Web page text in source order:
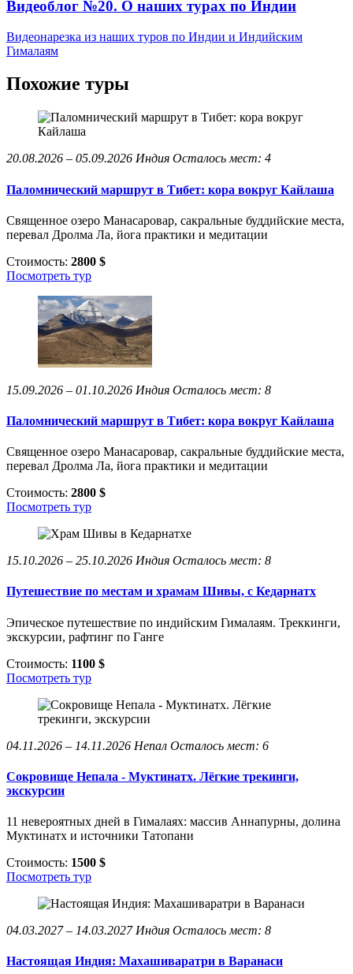
Видеоблог №20. О наших турах по Индии
Видеонарезка из наших туров по Индии и Индийским
Гималаям
Похожие туры
20.08.2026 – 05.09.2026 Индия Осталось мест: 4
Паломнический маршрут в Тибет: кора вокруг Кайлаша
Священное озеро Манасаровар, сакральные буддийские места,
перевал Дролма Ла, йога практики и медитации
Стоимость: 2800 $
Посмотреть тур
15.09.2026 – 01.10.2026 Индия Осталось мест: 8
Паломнический маршрут в Тибет: кора вокруг Кайлаша
Священное озеро Манасаровар, сакральные буддийские места,
перевал Дролма Ла, йога практики и медитации
Стоимость: 2800 $
Посмотреть тур
15.10.2026 – 25.10.2026 Индия Осталось мест: 8
Путешествие по местам и храмам Шивы, с Кедарнатх
Эпическое путешествие по индийским Гималаям. Треккинги,
экскурсии, рафтинг по Ганге
Стоимость: 1100 $
Посмотреть тур
04.11.2026 – 14.11.2026 Непал Осталось мест: 6
Сокровище Непала - Муктинатх. Лёгкие трекинги,
экскурсии
11 невероятных дней в Гималаях: массив Аннапурны, долина
Муктинатх и источники Татопани
Стоимость: 1500 $
Посмотреть тур
04.03.2027 – 14.03.2027 Индия Осталось мест: 8
Настоящая Индия: Махашиваратри в Варанаси